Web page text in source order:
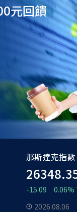
那斯達克指數
-15.09 0.06%
2026.08.06